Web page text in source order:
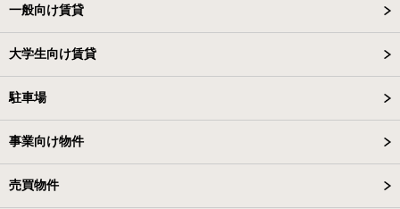
一般向け賃貸
大学生向け賃貸
駐車場
事業向け物件
売買物件